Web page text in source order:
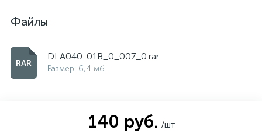
Файлы
DLA040-01B_0_007_0.rar
Размер: 6,4 мб
140 руб. /шт